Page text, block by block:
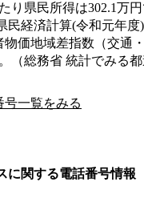
り県民所得は302.1万
民経済計算(令和元年度)
価地域差指数（交通
（総務省 統計でみる
号一覧をみる
に関する電話番号情報